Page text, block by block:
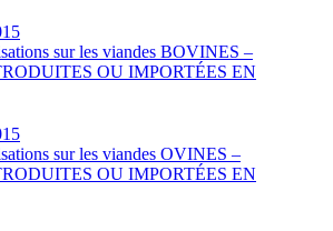
sur les viandes BOVINES –
OU IMPORTÉES EN
sur les viandes OVINES –
OU IMPORTÉES EN